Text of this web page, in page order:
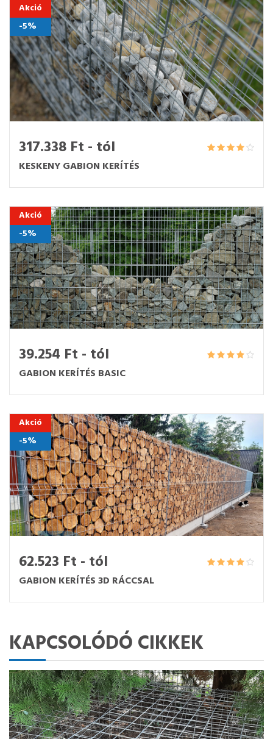
Akció
-5%
317.338 Ft - tól
KESKENY GABION KERÍTÉS
Akció
-5%
39.254 Ft - tól
GABION KERÍTÉS BASIC
Akció
-5%
62.523 Ft - tól
GABION KERÍTÉS 3D RÁCCSAL
KAPCSOLÓDÓ CIKKEK